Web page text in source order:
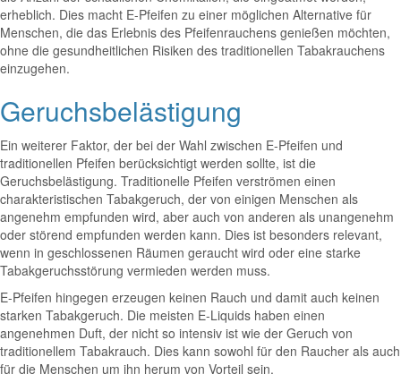
erheblich. Dies macht E-Pfeifen zu einer möglichen Alternative für
Menschen, die das Erlebnis des Pfeifenrauchens genießen möchten,
ohne die gesundheitlichen Risiken des traditionellen Tabakrauchens
einzugehen.
Geruchsbelästigung
Ein weiterer Faktor, der bei der Wahl zwischen E-Pfeifen und
traditionellen Pfeifen berücksichtigt werden sollte, ist die
Geruchsbelästigung. Traditionelle Pfeifen verströmen einen
charakteristischen Tabakgeruch, der von einigen Menschen als
angenehm empfunden wird, aber auch von anderen als unangenehm
oder störend empfunden werden kann. Dies ist besonders relevant,
wenn in geschlossenen Räumen geraucht wird oder eine starke
Tabakgeruchsstörung vermieden werden muss.
E-Pfeifen hingegen erzeugen keinen Rauch und damit auch keinen
starken Tabakgeruch. Die meisten E-Liquids haben einen
angenehmen Duft, der nicht so intensiv ist wie der Geruch von
traditionellem Tabakrauch. Dies kann sowohl für den Raucher als auch
für die Menschen um ihn herum von Vorteil sein.